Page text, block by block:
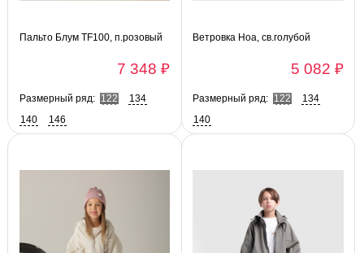
Пальто Блум TF100, п.розовый
7 348 ₽
Размерный ряд: 122
134
140
146
Ветровка Ноа, св.голубой
5 082 ₽
Размерный ряд: 122
134
140